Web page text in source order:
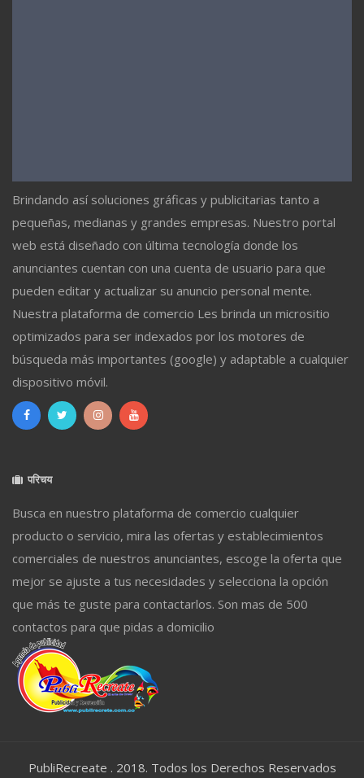
Brindando así soluciones gráficas y publicitarias tanto a
pequeñas, medianas y grandes empresas. Nuestro portal
web está diseñado con última tecnología donde los
anunciantes cuentan con una cuenta de usuario para que
pueden editar y actualizar su anuncio personal mente.
Nuestra plataforma de comercio Les brinda un micrositio
optimizados para ser indexados por los motores de
búsqueda más importantes (google) y adaptable a cualquier
dispositivo móvil.
परिचय
Busca en nuestro plataforma de comercio cualquier
producto o servicio, mira las ofertas y establecimientos
comerciales de nuestros anunciantes, escoge la oferta que
mejor se ajuste a tus necesidades y selecciona la opción
que más te guste para contactarlos. Son mas de 500
contactos para que pidas a domicilio
PubliRecreate . 2018. Todos los Derechos Reservados